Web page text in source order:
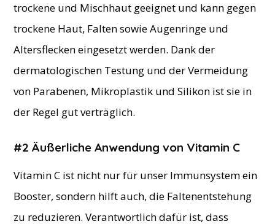
trockene und Mischhaut geeignet und kann gegen
trockene Haut, Falten sowie Augenringe und
Altersflecken eingesetzt werden. Dank der
dermatologischen Testung und der Vermeidung
von Parabenen, Mikroplastik und Silikon ist sie in
der Regel gut verträglich.
#2 Äußerliche Anwendung von Vitamin C
Vitamin C ist nicht nur für unser Immunsystem ein
Booster, sondern hilft auch, die Faltenentstehung
zu reduzieren. Verantwortlich dafür ist, dass